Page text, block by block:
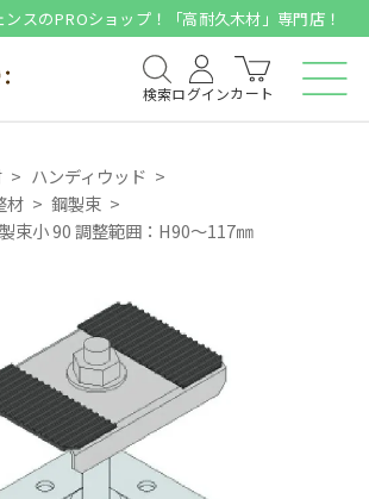
スのPROショップ！「高耐久木材」専門店！
検索ログインカート
ハンディウッド
材
鋼製束
束小 90 調整範囲：H90～117㎜